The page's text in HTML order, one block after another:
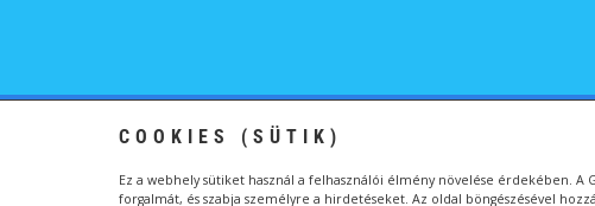
COOKIES (SÜTIK)
Ez a webhely sütiket használ a felhasználói élmény növelése érdekében. A
forgalmát, és szabja személyre a hirdetéseket. Az oldal böngészésével
Kapcsolat Általános Szerződési Feltételek
Vízityúk - A vízitúrázók álma © Wermeser Anita / Vízityúk